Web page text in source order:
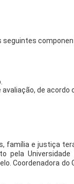
seguintes
de acordo
família e justiça
pela Universidade
Coordenadora do